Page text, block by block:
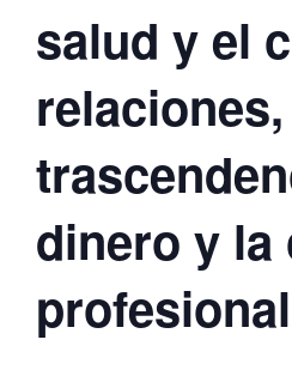
salud y el
dinero y la